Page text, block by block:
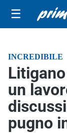
☰
INCREDIBILE
un
pugno